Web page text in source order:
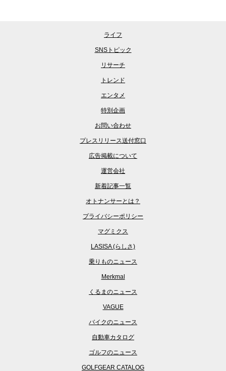
ライフ
SNSトピック
リサーチ
トレンド
エンタメ
特別企画
お問い合わせ
プレスリリース送付窓口
広告掲載について
運営会社
新着記事一覧
オトナンサーとは？
プライバシーポリシー
マグミクス
LASISA (らしさ)
乗りものニュース
Merkmal
くるまのニュース
VAGUE
バイクのニュース
自動車カタログ
ゴルフのニュース
GOLFGEAR CATALOG